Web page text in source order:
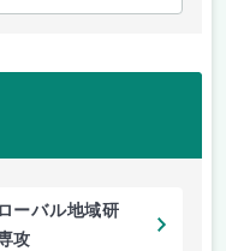
ーバル地域研
攻